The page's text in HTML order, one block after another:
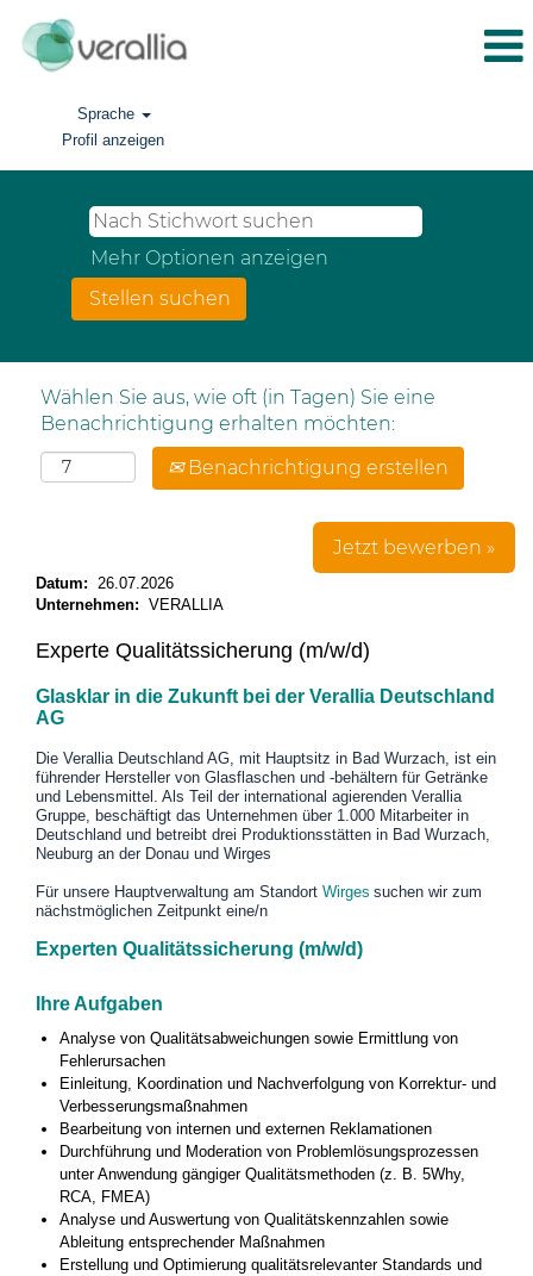
Sprache
Profil anzeigen
Mehr Optionen anzeigen
Wählen Sie aus, wie oft (in Tagen) Sie eine
Benachrichtigung erhalten möchten:
Benachrichtigung erstellen
Jetzt bewerben »
Datum: 26.07.2026
Unternehmen: VERALLIA
Experte Qualitätssicherung (m/w/d)
Glasklar in die Zukunft bei der Verallia Deutschland
AG
Die Verallia Deutschland AG, mit Hauptsitz in Bad Wurzach, ist ein
führender Hersteller von Glasflaschen und -behältern für Getränke
und Lebensmittel. Als Teil der international agierenden Verallia
Gruppe, beschäftigt das Unternehmen über 1.000 Mitarbeiter in
Deutschland und betreibt drei Produktionsstätten in Bad Wurzach,
Neuburg an der Donau und Wirges
Für unsere Hauptverwaltung am Standort Wirges suchen wir zum
nächstmöglichen Zeitpunkt eine/n
Experten Qualitätssicherung (m/w/d)
Ihre Aufgaben
Analyse von Qualitätsabweichungen sowie Ermittlung von
Fehlerursachen
Einleitung, Koordination und Nachverfolgung von Korrektur- und
Verbesserungsmaßnahmen
Bearbeitung von internen und externen Reklamationen
Durchführung und Moderation von Problemlösungsprozessen
unter Anwendung gängiger Qualitätsmethoden (z. B. 5Why,
RCA, FMEA)
Analyse und Auswertung von Qualitätskennzahlen sowie
Ableitung entsprechender Maßnahmen
Erstellung und Optimierung qualitätsrelevanter Standards und